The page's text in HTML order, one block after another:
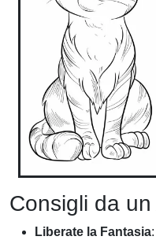
Consigli da
Liberate la Fantasia